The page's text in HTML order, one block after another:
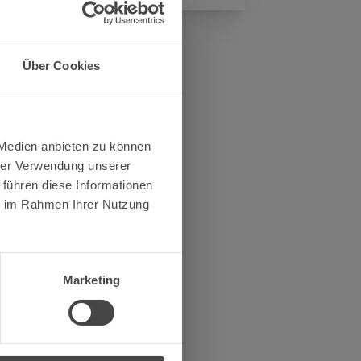
Über Cookies
anbieten zu können
Verwendung unserer
diese Informationen
Rahmen Ihrer Nutzung
Marketing